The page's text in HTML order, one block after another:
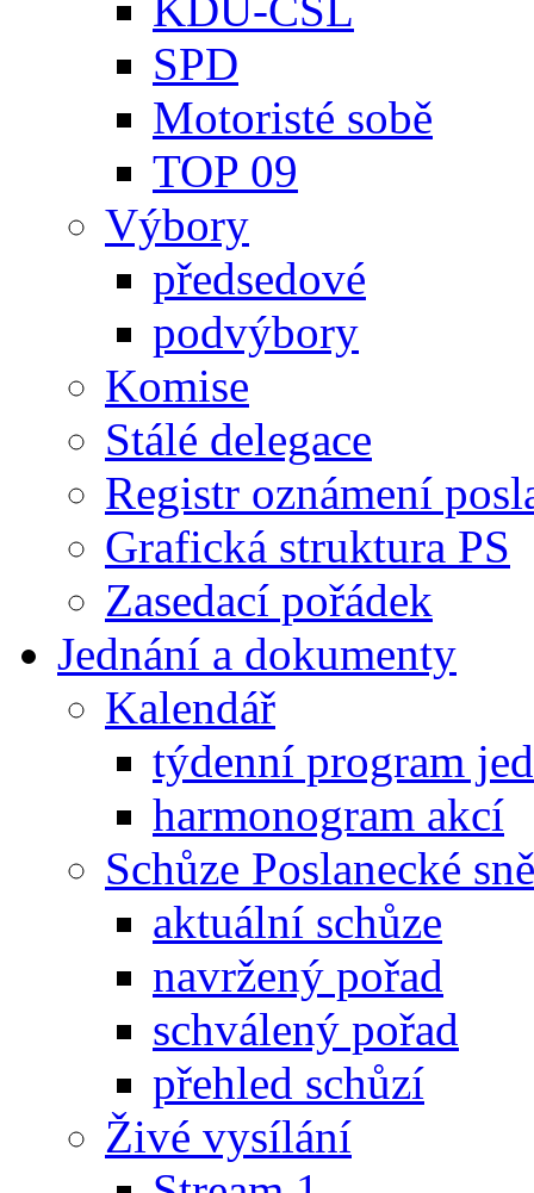
SPD
Motoristé sobě
TOP 09
Výbory
předsedové
podvýbory
Komise
Stálé delegace
Registr oznámení
Grafická struktura PS
Zasedací pořádek
Jednání a dokumenty
Kalendář
týdenní program
harmonogram akcí
Schůze Poslanecké
aktuální schůze
navržený pořad
schválený pořad
přehled schůzí
Živé vysílání